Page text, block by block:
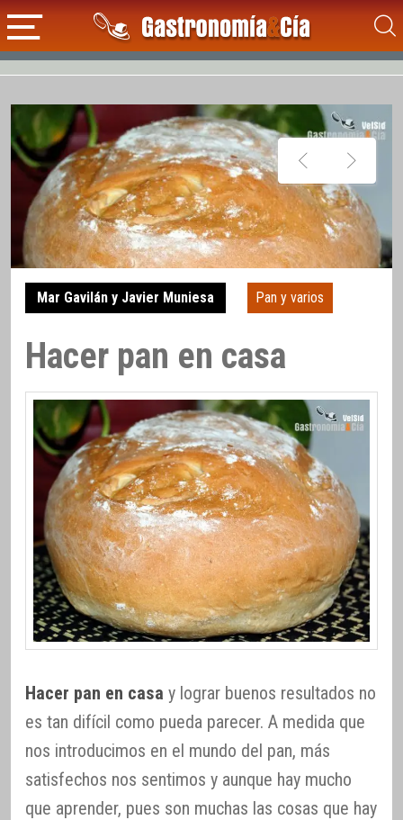
Mar Gavilán y Javier Muniesa Pan y varios
Hacer pan en casa
Hacer pan en casa y lograr buenos resultados no
es tan difícil como pueda parecer. A medida que
nos introducimos en el mundo del pan, más
satisfechos nos sentimos y aunque hay mucho
que aprender, pues son muchas las cosas que hay